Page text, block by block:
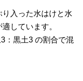
り入った水はけと水
しています。
3：黒土3 の割合で混